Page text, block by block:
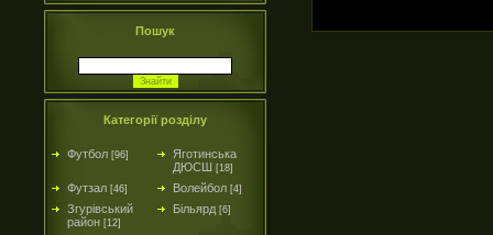
Пошук
Категорії розділу
Футбол [96]
Яготинська
ДЮСШ [18]
Футзал [46] Волейбол [4]
Згурівський
район [12]
Більярд [6]